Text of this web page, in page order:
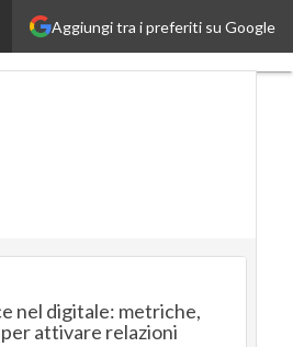
Aggiungi tra i preferiti su Google
nel digitale: metriche,
attivare relazioni